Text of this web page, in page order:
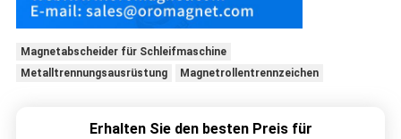
Magnetabscheider für Schleifmaschine
Metalltrennungsausrüstung
Magnetrollentrennzeichen
Erhalten Sie den besten Preis für